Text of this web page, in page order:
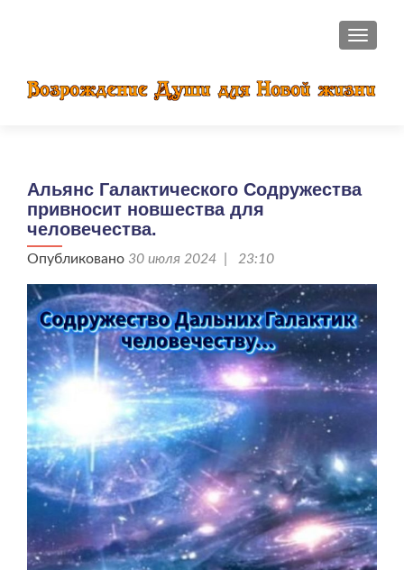
Альянс Галактического Содружества
привносит новшества для
человечества.
Опубликовано 30 июля 2024 | 23:10